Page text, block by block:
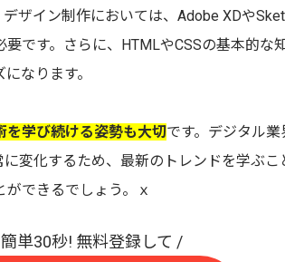
デザイン制作においては、Adobe XDや
です。さらに、HTMLやCSSの基本的な
なります。
を学び続ける姿勢も大切です。デジタル
変化するため、最新のトレンドを学ぶ
できるでしょう。ｘ